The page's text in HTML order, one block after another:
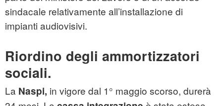
sindacale relativamente all’installazione di
impianti audiovisivi.
Riordino degli ammortizzatori
sociali.
La Naspi, in vigore dal 1° maggio scorso, durerà